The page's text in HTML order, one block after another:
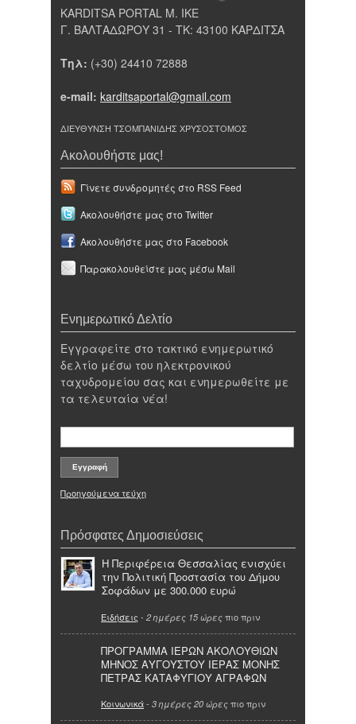
KARDITSA PORTAL Μ. ΙΚΕ
Γ. ΒΑΛΤΑΔΩΡΟΥ 31 - ΤΚ: 43100 ΚΑΡΔΙΤΣΑ
Τηλ: (+30) 24410 72888
e-mail: karditsaportal@gmail.com
ΔΙΕΥΘΥΝΣΗ ΤΣΟΜΠΑΝΙΔΗΣ ΧΡΥΣΟΣΤΟΜΟΣ
Ακολουθήστε μας!
Γίνετε συνδρομητές στο RSS Feed
Ακολουθήστε μας στο Twitter
Ακολουθήστε μας στο Facebook
Παρακολουθείστε μας μέσω Mail
Ενημερωτικό Δελτίο
Εγγραφείτε στο τακτικό ενημερωτικό
δελτίο μέσω του ηλεκτρονικού
ταχυδρομείου σας και ενημερωθείτε με
τα τελευταία νέα!
Προηγούμενα τεύχη
Πρόσφατες Δημοσιεύσεις
Η Περιφέρεια Θεσσαλίας ενισχύει
την Πολιτική Προστασία του Δήμου
Σοφάδων με 300.000 ευρώ
Ειδήσεις - 2 ημέρες 15 ώρες πιο πριν
ΠΡΟΓΡΑΜΜΑ ΙΕΡΩΝ ΑΚΟΛΟΥΘΙΩΝ
ΜΗΝΟΣ ΑΥΓΟΥΣΤΟΥ ΙΕΡΑΣ ΜΟΝΗΣ
ΠΕΤΡΑΣ ΚΑΤΑΦΥΓΙΟΥ ΑΓΡΑΦΩΝ
Κοινωνικά- 3 ημέρες 20 ώρες πιο πριν